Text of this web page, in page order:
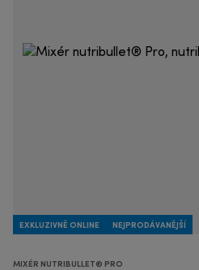
EXKLUZIVNĚ ONLINE NEJPRODÁVANĚJŠÍ
MIXÉR NUTRIBULLET® PRO